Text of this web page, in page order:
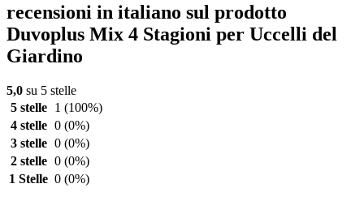
recensioni in italiano sul prodotto
Duvoplus Mix 4 Stagioni per Uccelli del
Giardino
5,0 su 5 stelle
5 stelle
1 (100%)
4 stelle 0 (0%)
3 stelle 0 (0%)
2 stelle 0 (0%)
1 Stelle 0 (0%)